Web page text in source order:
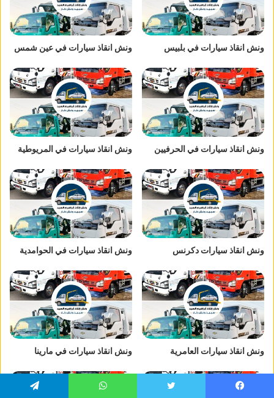
ونش انقاذ سيارات في بلبيس ونش انقاذ سيارات في عين شمس
ونش انقاذ سيارات في الحرفيين ونش انقاذ سيارات في المريوطية
ونش انقاذ سيارات دكرنس ونش انقاذ سيارات في الحوامدية
ونش انقاذ سيارات العامرية ونش انقاذ سيارات في مارينا